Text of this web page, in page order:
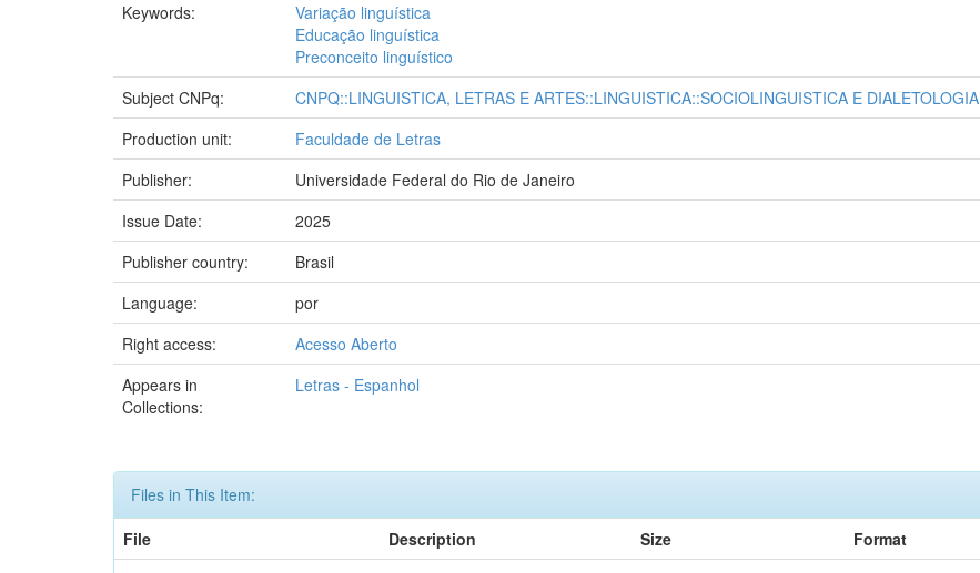
Keywords:
Variação linguística
Educação linguística
Preconceito linguístico
Subject CNPq:
CNPQ::LINGUISTICA, LETRAS E ARTES::LINGUISTICA::SOCIOLINGUISTICA E DIALETOLOGIA
Production unit:
Faculdade de Letras
Publisher:
Universidade Federal do Rio de Janeiro
Issue Date:
2025
Publisher country:
Brasil
Language:
por
Right access:
Acesso Aberto
Appears in
Collections:
Letras - Espanhol
Files in This Item:
File
Description Size
Format